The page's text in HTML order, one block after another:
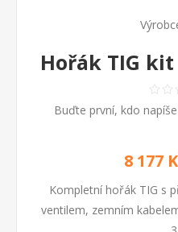
Hořák TIG
Buďte první, kdo
8 177
Kompletní hořák TIG s
ventilem, zemním